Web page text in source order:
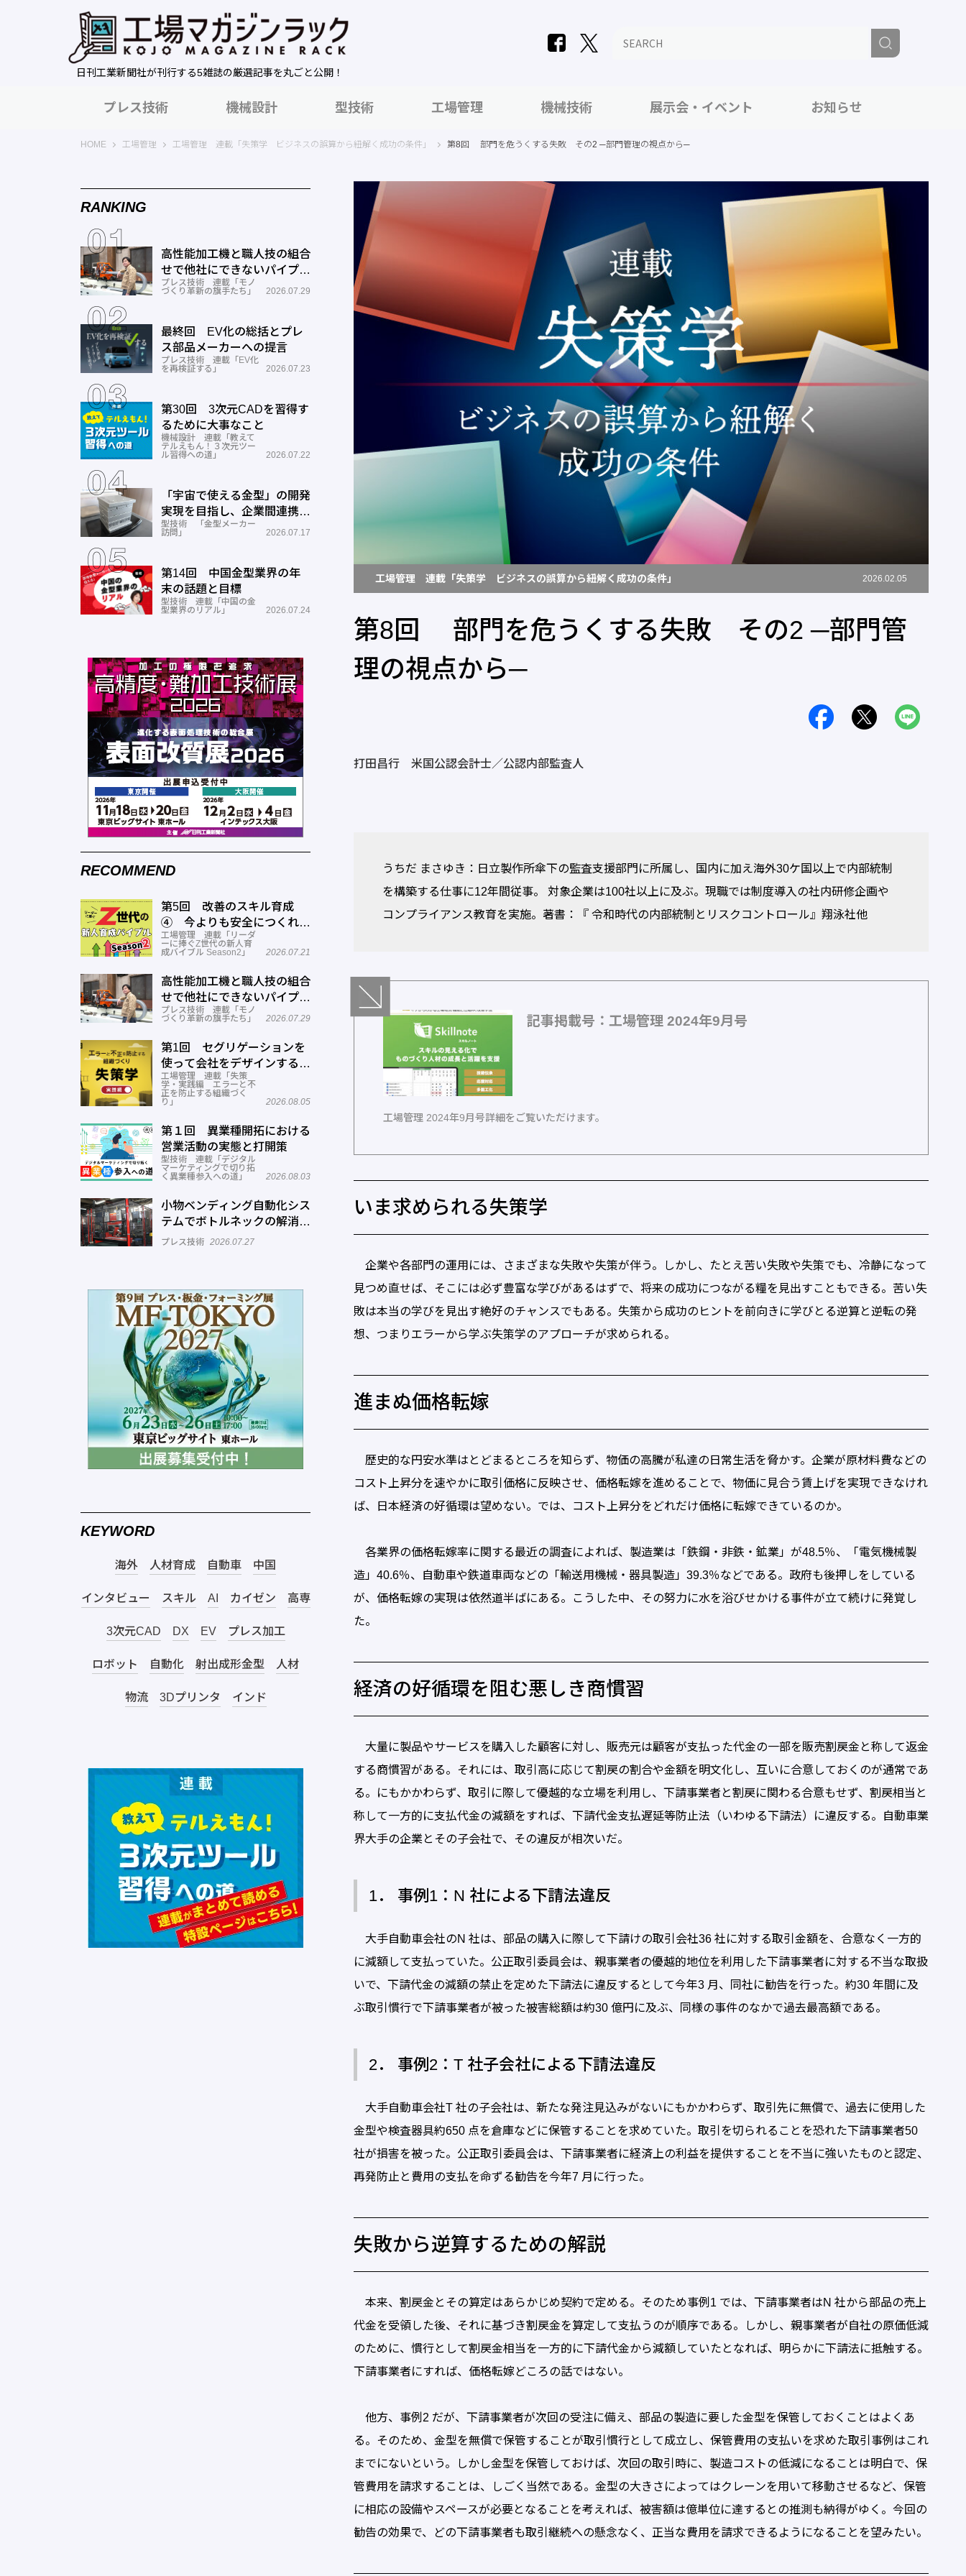
日刊工業新聞社が刊行する5雑誌の厳選記事を丸ごと公開！
プレス技術 機械設計 型技術 工場管理 機械技術 展示会・イベント お知らせ
HOME 工場マガジンラック｜日刊工業新聞社
工場管理 工場管理 連載「失策学 ビジネスの誤算から紐解く成功の条件」 第8回 部門を危うくする失敗 その2 ─部門管理の視点から─
工場管理 連載「失策学 ビジネスの誤算から紐解く成功の条件」 2026.02.05
第8回 部門を危うくする失敗 その2 ─部門管
理の視点から─
打田昌行 米国公認会計士／公認内部監査人
うちだ まさゆき：日立製作所傘下の監査支援部門に所属し、国内に加え海外30ケ国以上で内部統制
を構築する仕事に12年間従事。 対象企業は100社以上に及ぶ。現職では制度導入の社内研修企画や
コンプライアンス教育を実施。著書：『 令和時代の内部統制とリスクコントロール』翔泳社他
記事掲載号：工場管理 2024年9月号
工場管理 2024年9月号詳細をご覧いただけます。
いま求められる失策学
企業や各部門の運用には、さまざまな失敗や失策が伴う。しかし、たとえ苦い失敗や失策でも、冷静になって
見つめ直せば、そこには必ず豊富な学びがあるはずで、将来の成功につながる糧を見出すこともできる。苦い失
敗は本当の学びを見出す絶好のチャンスでもある。失策から成功のヒントを前向きに学びとる逆算と逆転の発
想、つまりエラーから学ぶ失策学のアプローチが求められる。
進まぬ価格転嫁
歴史的な円安水準はとどまるところを知らず、物価の高騰が私達の日常生活を脅かす。企業が原材料費などの
コスト上昇分を速やかに取引価格に反映させ、価格転嫁を進めることで、物価に見合う賃上げを実現できなけれ
ば、日本経済の好循環は望めない。では、コスト上昇分をどれだけ価格に転嫁できているのか。
各業界の価格転嫁率に関する最近の調査によれば、製造業は「鉄鋼・非鉄・鉱業」が48.5％、「電気機械製
造」40.6％、自動車や鉄道車両などの「輸送用機械・器具製造」39.3％などである。政府も後押しをしている
が、価格転嫁の実現は依然道半ばにある。こうした中、その努力に水を浴びせかける事件が立て続けに発覚し
た。
経済の好循環を阻む悪しき商慣習
大量に製品やサービスを購入した顧客に対し、販売元は顧客が支払った代金の一部を販売割戻金と称して返金
する商慣習がある。それには、取引高に応じて割戻の割合や金額を明文化し、互いに合意しておくのが通常であ
る。にもかかわらず、取引に際して優越的な立場を利用し、下請事業者と割戻に関わる合意もせず、割戻相当と
称して一方的に支払代金の減額をすれば、下請代金支払遅延等防止法（いわゆる下請法）に違反する。自動車業
界大手の企業とその子会社で、その違反が相次いだ。
1． 事例1：N 社による下請法違反
大手自動車会社のN 社は、部品の購入に際して下請けの取引会社36 社に対する取引金額を、合意なく一方的
に減額して支払っていた。公正取引委員会は、親事業者の優越的地位を利用した下請事業者に対する不当な取扱
いで、下請代金の減額の禁止を定めた下請法に違反するとして今年3 月、同社に勧告を行った。約30 年間に及
ぶ取引慣行で下請事業者が被った被害総額は約30 億円に及ぶ、同様の事件のなかで過去最高額である。
2． 事例2：T 社子会社による下請法違反
大手自動車会社T 社の子会社は、新たな発注見込みがないにもかかわらず、取引先に無償で、過去に使用した
金型や検査器具約650 点を倉庫などに保管することを求めていた。取引を切られることを恐れた下請事業者50
社が損害を被った。公正取引委員会は、下請事業者に経済上の利益を提供することを不当に強いたものと認定、
再発防止と費用の支払を命ずる勧告を今年7 月に行った。
失敗から逆算するための解説
本来、割戻金とその算定はあらかじめ契約で定める。そのため事例1 では、下請事業者はN 社から部品の売上
代金を受領した後、それに基づき割戻金を算定して支払うのが順序である。しかし、親事業者が自社の原価低減
のために、慣行として割戻金相当を一方的に下請代金から減額していたとなれば、明らかに下請法に抵触する。
下請事業者にすれば、価格転嫁どころの話ではない。
他方、事例2 だが、下請事業者が次回の受注に備え、部品の製造に要した金型を保管しておくことはよくあ
る。そのため、金型を無償で保管することが取引慣行として成立し、保管費用の支払いを求めた取引事例はこれ
までにないという。しかし金型を保管しておけば、次回の取引時に、製造コストの低減になることは明白で、保
管費用を請求することは、しごく当然である。金型の大きさによってはクレーンを用いて移動させるなど、保管
に相応の設備やスペースが必要となることを考えれば、被害額は億単位に達するとの推測も納得がゆく。今回の
勧告の効果で、どの下請事業者も取引継続への懸念なく、正当な費用を請求できるようになることを望みたい。
RANKING
高性能加工機と職人技の組合
せで他社にできないパイプ曲
げを実現―ミナミ技研
プレス技術 連載「モノ
づくり革新の旗手たち」
2026.07.29
最終回 EV化の総括とプレ
ス部品メーカーへの提言
プレス技術 連載「EV化
を再検証する」
2026.07.23
第30回 3次元CADを習得す
るために大事なこと
機械設計 連載「教えて
テルえもん！３次元ツー
ル習得への道」
2026.07.22
「宇宙で使える金型」の開発
実現を目指し、企業間連携を
推進―ワールド工業
型技術 「金型メーカー
訪問」
2026.07.17
第14回 中国金型業界の年
末の話題と目標
型技術 連載「中国の金
型業界のリアル」
2026.07.24
RECOMMEND
第5回 改善のスキル育成
④ 今よりも安全につくれる
スキルを高める
工場管理 連載「リーダ
ーに捧ぐZ世代の新人育
成バイブル Season2」
2026.07.21
高性能加工機と職人技の組合
せで他社にできないパイプ曲
げを実現―ミナミ技研
プレス技術 連載「モノ
づくり革新の旗手たち」
2026.07.29
第1回 セグリゲーションを
使って会社をデザインする方
法
工場管理 連載「失策
学・実践編 エラーと不
正を防止する組織づく
り」
2026.08.05
第１回 異業種開拓における
営業活動の実態と打開策
型技術 連載「デジタル
マーケティングで切り拓
く異業種参入への道」
2026.08.03
小物ベンディング自動化シス
テムでボトルネックの解消へ
─正幸産業
プレス技術 2026.07.27
KEYWORD
海外 人材育成 自動車 中国
インタビュー スキル AI カイゼン 高専
3次元CAD DX EV プレス加工
ロボット 自動化 射出成形金型 人材
物流 3Dプリンタ インド